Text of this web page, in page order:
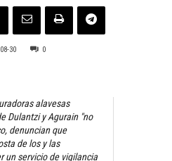
30 0
alavesas
Dulantzi y Agurain "no
denuncian que
de los y las
un servicio de vigilancia